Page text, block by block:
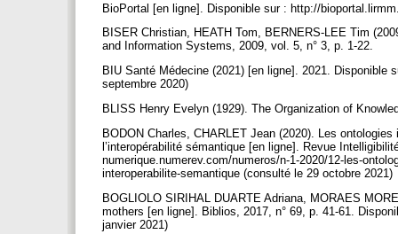
BioPortal [en ligne]. Disponible sur : http://
BISER Christian, HEATH Tom, BERNERS-LEE Tim
and Information Systems, 2009, vol. 5, n° 3, p. 1-22.
BIU Santé Médecine (2021) [en ligne]. 2021.
septembre 2020)
BLISS Henry Evelyn (1929). The Organization of
BODON Charles, CHARLET Jean (2020). Les
l’interopérabilité sémantique [en ligne]. Revue
numerique.numerev.com/numeros/n-1-2020/12-les-
interoperabilite-semantique (consulté le 29 octobre 2021)
BOGLIOLO SIRIHAL DUARTE Adriana, MORAES
mothers [en ligne]. Biblios, 2017, n° 69, p. 41-61.
janvier 2021)